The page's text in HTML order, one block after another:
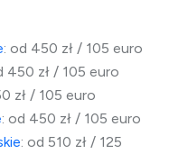
: od 450 zł / 105 euro
450 zł / 105 euro
zł / 105 euro
: od 450 zł / 105 euro
: od 510 zł / 125